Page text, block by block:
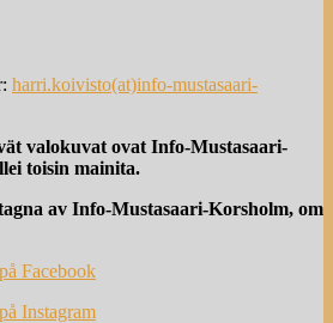
harri.koivisto(at)info-mustasaari-
valokuvat ovat Info-Mustasaari-
toisin mainita.
av Info-Mustasaari-Korsholm, om
Facebook
Instagram